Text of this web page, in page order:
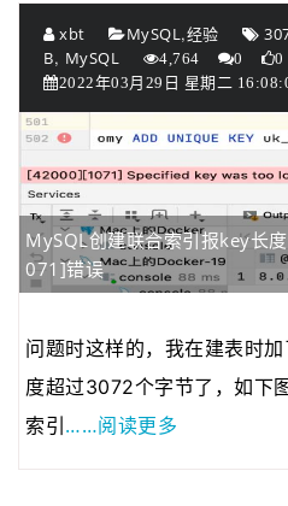
xbt MySQL,经验
B, MySQL 4,764 0
0
2022年03月29日 星期二
MySQL创建联合索引报key长
071]错误
问题时这样的，我在建表时
度超过3072个字节了，如下
索引 ……阅读更多